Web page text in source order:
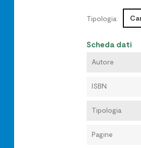
Tipologia:
Scheda dati
Autore
ISBN
Tipologia
Pagine